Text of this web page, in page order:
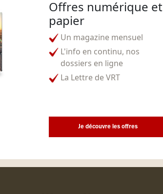
Offres numérique et
papier
Un magazine mensuel
L'info en continu, nos
dossiers en ligne
La Lettre de VRT
Je découvre les offres